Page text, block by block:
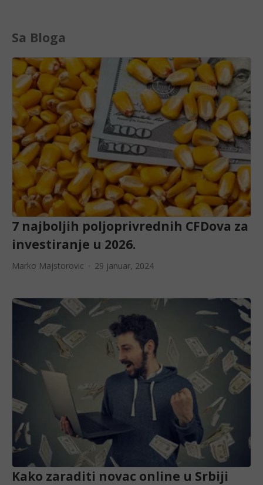
Sa Bloga
7 najboljih poljoprivrednih CFDova za
investiranje u 2026.
Marko Majstorovic 29 januar, 2024
Kako zaraditi novac online u Srbiji